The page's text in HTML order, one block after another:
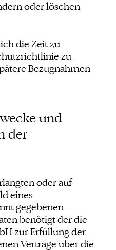
oder löschen
die Zeit zu
zu
Bezugnahmen
und
der
oder auf
eines
gegebenen
benötigt der die
zur Erfüllung der
Verträge über die